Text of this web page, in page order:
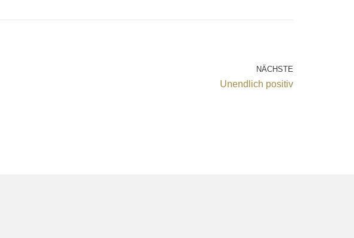
NÄCHSTE
Unendlich positiv